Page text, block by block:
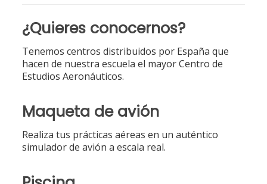
¿Quieres conocernos?
Tenemos centros distribuidos por España que
hacen de nuestra escuela el mayor Centro de
Estudios Aeronáuticos.
Maqueta de avión
Realiza tus prácticas aéreas en un auténtico
simulador de avión a escala real.